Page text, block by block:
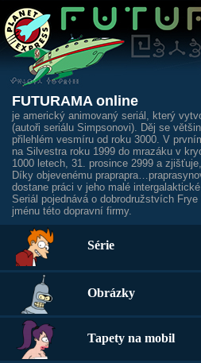
FUTURAMA online
je americký animovaný seriál, který
(autoři seriálu Simpsonovi). Děj se
přilehlém vesmíru od roku 3000. V
na Silvestra roku 1999 do mrazáku v
1000 letech, 31. prosince 2999 a
Díky objevenému
dostane práci v jeho malé
Seriál pojednává o dobrodružstvích
jménu této dopravní firmy.
Série
Obrázky
Tapety na mobil